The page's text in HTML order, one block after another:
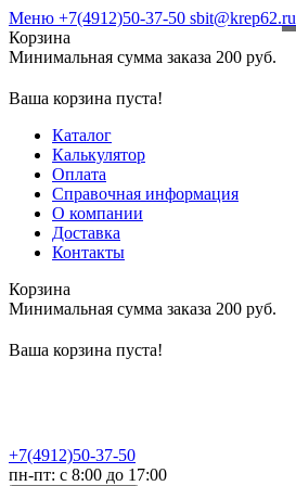
Меню +7(4912)50-37-50 sbit@krep62.ru
Корзина
Минимальная сумма заказа 200 руб.
Ваша корзина пуста!
Каталог
Калькулятор
Оплата
Справочная информация
О компании
Доставка
Контакты
Корзина
Минимальная сумма заказа 200 руб.
Ваша корзина пуста!
+7(4912)50-37-50
пн-пт: с 8:00 до 17:00